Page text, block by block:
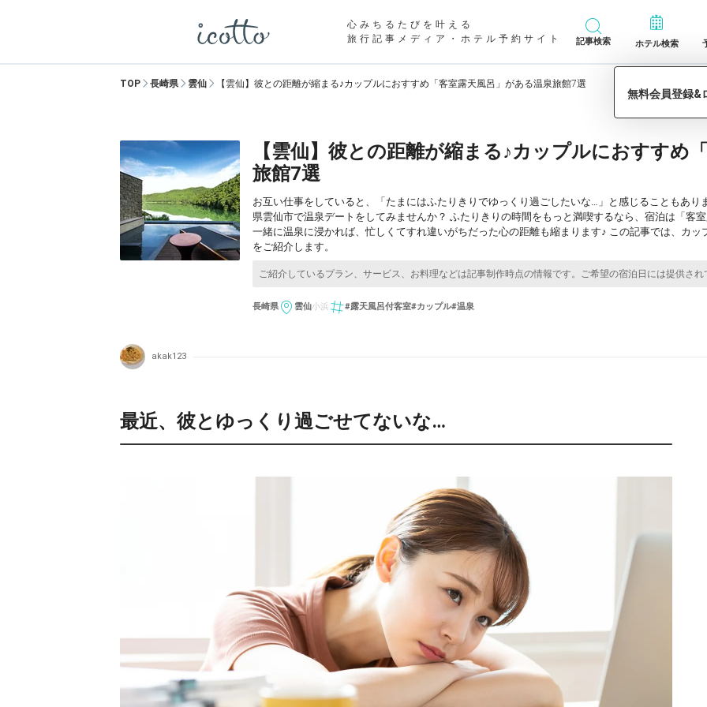
心みちるたびを叶える
旅行記事メディア・ホテル予約サイト
記事検索 ホテル検索
TOP 長崎県 雲仙 【雲仙】彼との距離が縮まる♪カップルにおすすめ「客室露天風呂」がある温泉旅館7選
【雲仙】彼との距離が縮まる♪カップルにおすすめ
旅館7選
お互い仕事をしていると、「たまにはふたりきりでゆっくり過ごしたいな…」と感じることもあ
県雲仙市で温泉デートをしてみませんか？ ふたりきりの時間をもっと満喫するなら、宿泊は「客
一緒に温泉に浸かれば、忙しくてすれ違いがちだった心の距離も縮まります♪ この記事では、カ
をご紹介します。
長崎県 雲仙小浜 #露天風呂付客室#カップル#温泉
akak123
最近、彼とゆっくり過ごせてないな…